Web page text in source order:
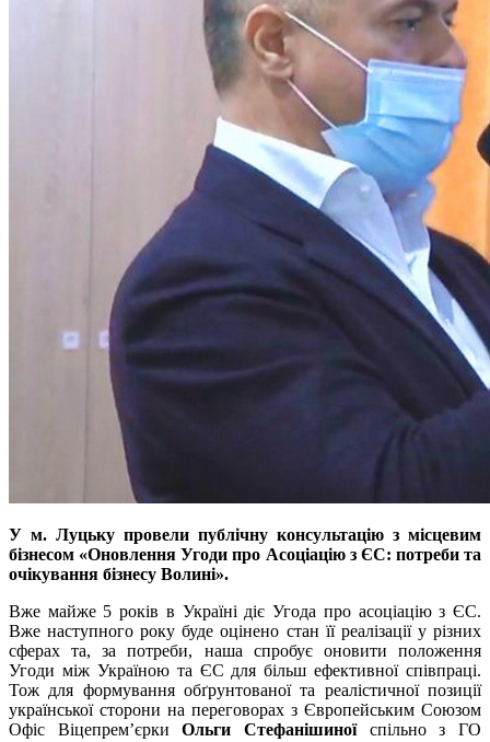
У м. Луцьку провели публічну консультацію з місцевим
бізнесом «Оновлення Угоди про Асоціацію з ЄС: потреби та
очікування бізнесу Волині».
Вже майже 5 років в Україні діє Угода про асоціацію з ЄС.
Вже наступного року буде оцінено стан її реалізації у різних
сферах та, за потреби, наша спробує оновити положення
Угоди між Україною та ЄС для більш ефективної співпраці.
Тож для формування обґрунтованої та реалістичної позиції
української сторони на переговорах з Європейським Союзом
Офіс Віцепрем’єркиОльги Стефанішиноїспільно з ГО